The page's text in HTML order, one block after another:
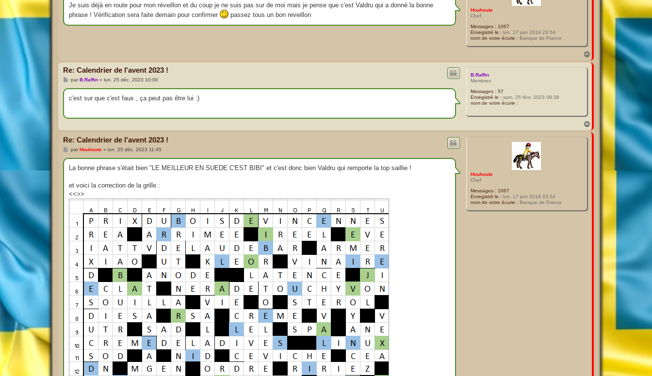
Houhoute
Chef
Messages : 1067
Enregistré le : lun. 17 juin 2019 23:54
nom de votre écurie : Banque de France
s
g
Je suis déjà en route pour mon réveillon et du coup je ne suis pas sur de moi mais je pense que c'est Valdru qui a donné la bonne
phrase ! Vérification sera faite demain pour confirmer
passez tous un bon reveillon
a
u
B.Raffin
Membres
Messages : 57
Enregistré le : sam. 25 févr. 2023 08:38
nom de votre écurie :
Re: Calendrier de l'avent 2023 !
M
s
s
parB.Raffin» lun. 25 déc. 2023 10:00
c'est sur que c'est faux , ça peut pas être lui :)
a
u
Houhoute
Chef
Messages : 1067
Enregistré le : lun. 17 juin 2019 23:54
nom de votre écurie : Banque de France
Re: Calendrier de l'avent 2023 !
M
s
s
e
par Houhoute» lun. 25 déc. 2023 11:45
La bonne phrase s'était bien "LE MEILLEUR EN SUEDE C'EST BIBI" et c'est donc bien Valdru qui remporte la top saillie !
et voici la correction de la grille :
<<>>